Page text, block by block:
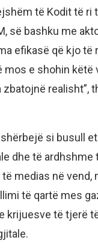
të Kodit të ri
së bashku me
efikasë që kjo të
mos e shohin këtë
realisht”,
si busull
dhe të ardhshme
medias në vend,
të qartë mes
krijuesve të tjerë